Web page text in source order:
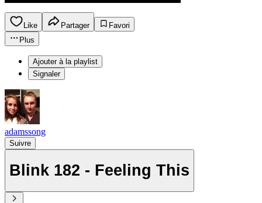
Like Partager
Favori
Plus
Ajouter à la playlist
Signaler
adamssong
Suivre
Blink 182 - Feeling This